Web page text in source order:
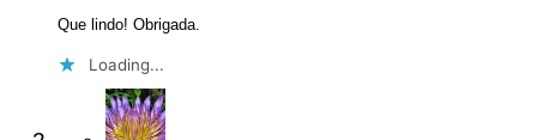
Que lindo! Obrigada.
Loading...